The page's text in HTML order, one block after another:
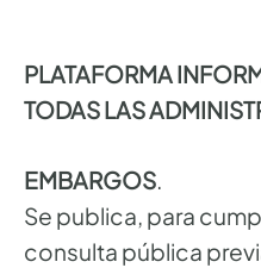
PLATAFORMA
TODAS LAS
EMBARGOS.
Se publica, para
consulta pública